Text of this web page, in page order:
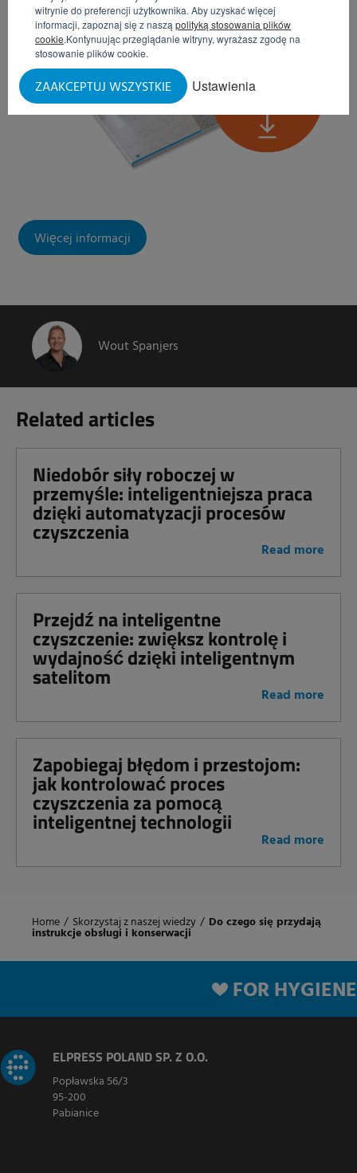
witrynie do preferencji użytkownika. Aby uzyskać więcej
informacji, zapoznaj się z naszą polityką stosowania plików
cookie.Kontynuując przeglądanie witryny, wyrażasz zgodę na
stosowanie plików cookie.
Ustawienia
ZAAKCEPTUJ WSZYSTKIE
Więcej informacji
Wout Spanjers
Related articles
Niedobór siły roboczej w
przemyśle: inteligentniejsza praca
dzięki automatyzacji procesów
czyszczenia
Read more
Przejdź na inteligentne
czyszczenie: zwiększ kontrolę i
wydajność dzięki inteligentnym
satelitom
Read more
Zapobiegaj błędom i przestojom:
jak kontrolować proces
czyszczenia za pomocą
inteligentnej technologii
Read more
Home / Skorzystaj z naszej wiedzy / Do czego się przydają
instrukcje obsługi i konserwacji
FOR HYGIENE
ELPRESS POLAND SP. Z O.O.
Popławska 56/3
95-200
Pabianice